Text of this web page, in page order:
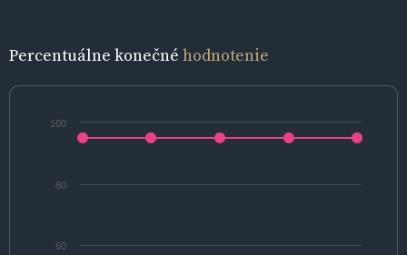
Percentuálne konečné hodnotenie
60
80
100